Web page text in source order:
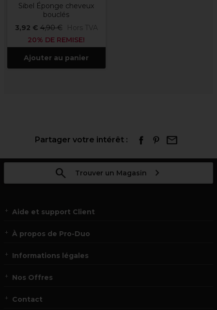
Sibel Éponge cheveux
bouclés
3,92 € 4,90 €
Hors TVA
20% DE REMISE!
Ajouter au panier
Partager votre intérêt :
Trouver un Magasin
Aide et support Client
À propos de Pro-Duo
Informations légales
Nos Offres
Contact